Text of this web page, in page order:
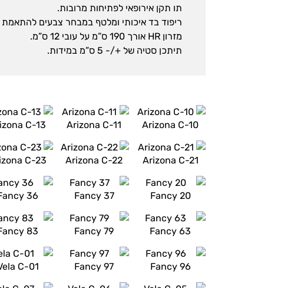
תו תקן אירופאי לפתיחות מרובות.
ריפוד בד איכותי ומלטף במבחר צבעים להתאמת
מזרון HR אורך 190 ס”מ על עובי 12 ס”מ.
תיתכן סטיה של +/- 5 ס”מ במידות.
Arizona C-10
Arizona C-11
C-13
Arizona C-21
Arizona C-22
C-23
Fancy 20
Fancy 37
36
Fancy 63
Fancy 79
83
Fancy 96
Fancy 97
C-01